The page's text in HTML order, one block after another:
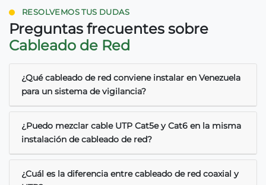
RESOLVEMOS TUS DUDAS
Preguntas frecuentes sobre
Cableado de Red
¿Qué cableado de red conviene instalar en Venezuela
para un sistema de vigilancia?
¿Puedo mezclar cable UTP Cat5e y Cat6 en la misma
instalación de cableado de red?
¿Cuál es la diferencia entre cableado de red coaxial y